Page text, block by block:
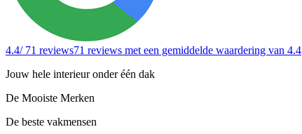
4.4/ 71 reviews71 reviews met een gemiddelde waardering van 4.4
Jouw hele interieur onder één dak
De Mooiste Merken
De beste vakmensen